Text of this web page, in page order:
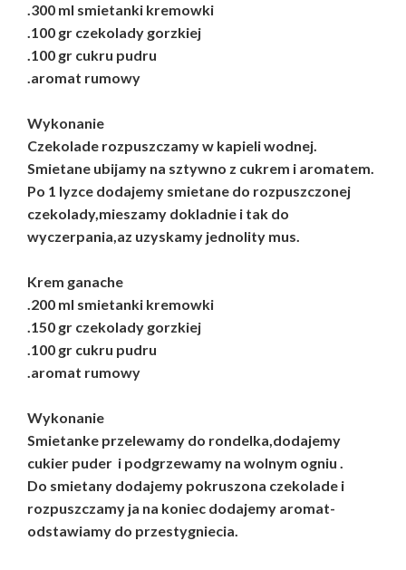
.300 ml smietanki kremowki
.100 gr czekolady gorzkiej
.100 gr cukru pudru
.aromat rumowy
Wykonanie
Czekolade rozpuszczamy w kapieli wodnej.
Smietane ubijamy na sztywno z cukrem i aromatem.
Po 1 lyzce dodajemy smietane do rozpuszczonej
czekolady,mieszamy dokladnie i tak do
wyczerpania,az uzyskamy jednolity mus.
Krem ganache
.200 ml smietanki kremowki
.150 gr czekolady gorzkiej
.100 gr cukru pudru
.aromat rumowy
Wykonanie
Smietanke przelewamy do rondelka,dodajemy
cukier puder i podgrzewamy na wolnym ogniu .
Do smietany dodajemy pokruszona czekolade i
rozpuszczamy ja na koniec dodajemy aromat-
odstawiamy do przestygniecia.